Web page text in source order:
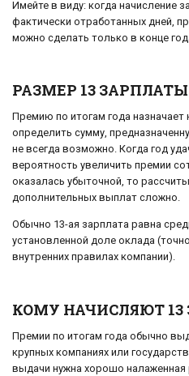
Имейте в виду: когда начисление
фактически отработанных дней,
можно сделать только в конце
РАЗМЕР 13 ЗАРПЛАТЫ
Премию по итогам года назначает
определить сумму,
не всегда возможно. Когда год
вероятность увеличить премии
оказалась убыточной, то
дополнительных выплат сложно.
Обычно 13-ая зарплата равна
установленной доле оклада
внутренних правилах компании).
КОМУ НАЧИСЛЯЮТ 13
Премии по итогам года обычно
крупных компаниях или
выдачи нужна хорошо